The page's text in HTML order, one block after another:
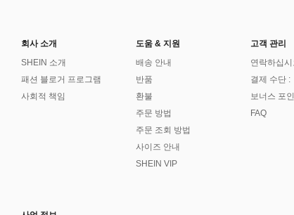
회사 소개
SHEIN 소개
패션 블로거 프로그램
사회적 책임
도움 & 지원
배송 안내
반품
환불
주문 방법
주문 조회 방법
사이즈 안내
SHEIN VIP
고객 관리
연락하십
결제 수단 :
보너스 포
FAQ